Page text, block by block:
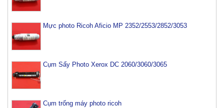
Mực photo Ricoh Aficio MP 2352/2553/2852/3053
Cụm Sấy Photo Xerox DC 2060/3060/3065
Cụm trống máy photo ricoh